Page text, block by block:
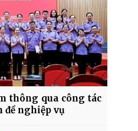
thông qua công tác
đề nghiệp vụ